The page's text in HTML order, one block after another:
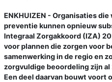
ENKHUIZEN - Organisaties
preventie kunnen opnieuw
Integraal Zorgakkoord (IZA)
voor plannen die zorgen voor
samenwerking in de regio en
zorgvuldige beoordeling zijn
Een deel daarvan bouwt voort